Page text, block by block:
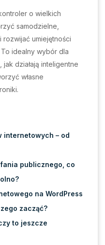
o wielkich
samodzielne,
umiejętności
idealny wybór dla
działają inteligentne
własne
internetowych – od
publicznego, co
na WordPress
zacząć?
to jeszcze